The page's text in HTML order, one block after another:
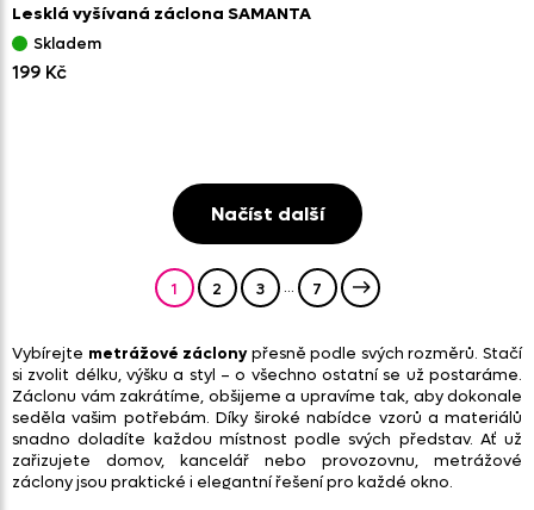
Vybírejte metrážové záclonypřesně podle svých rozměrů. Stačí
si zvolit délku, výšku a styl – o všechno ostatní se už postaráme.
Záclonu vám zakrátíme, obšijeme a upravíme tak, aby dokonale
seděla vašim potřebám. Díky široké nabídce vzorů a materiálů
snadno doladíte každou místnost podle svých představ. Ať už
zařizujete domov, kancelář nebo provozovnu, metrážové
záclony jsou praktické i elegantní řešení pro každé okno.
Lesklá vyšívaná záclona SAMANTA
Skladem
199 Kč
Načíst další
1 2 3 ... 7